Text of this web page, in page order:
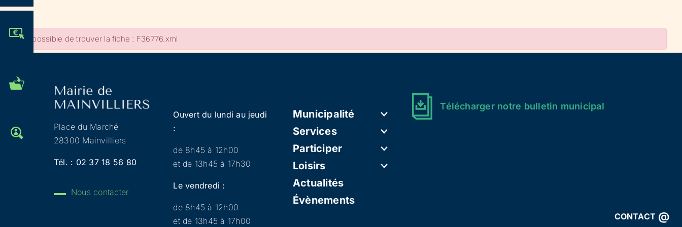
ADMINISTRATIVES
OFFRES D'EMPLOI
CONTACT @
Impossible de trouver la fiche : F36776.xml
Place du Marché
28300 Mainvilliers
Tél. : 02 37 18 56 80
Nous contacter
Ouvert du lundi au jeudi
:
de 8h45 à 12h00
et de 13h45 à 17h30
Le vendredi :
de 8h45 à 12h00
et de 13h45 à 17h00
Municipalité
Services
Participer
Loisirs
Actualités
Évènements
Télécharger notre bulletin municipal